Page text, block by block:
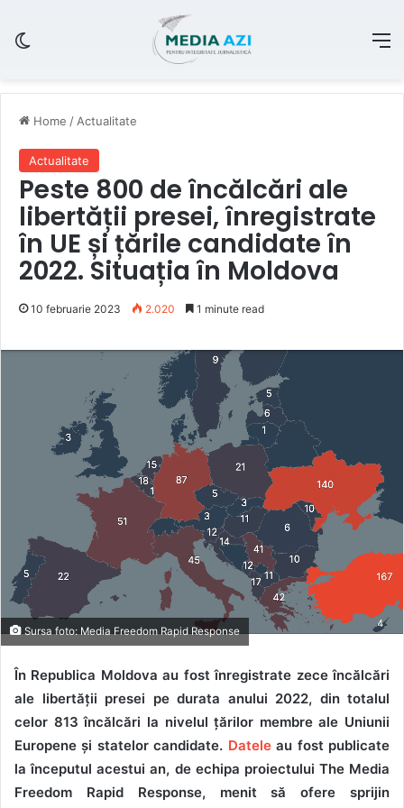
Home / Actualitate
Actualitate
Peste 800 de încălcări ale
libertății presei, înregistrate
în UE și țările candidate în
2022. Situația în Moldova
10 februarie 2023 2.020 1 minute read
Sursa foto: Media Freedom Rapid Response
În Republica Moldova au fost înregistrate zece încălcări
ale libertății presei pe durata anului 2022, din totalul
celor 813 încălcări la nivelul țărilor membre ale Uniunii
Europene și statelor candidate. Dateleau fost publicate
la începutul acestui an, de echipa proiectului The Media
Freedom Rapid Response, menit să ofere sprijin